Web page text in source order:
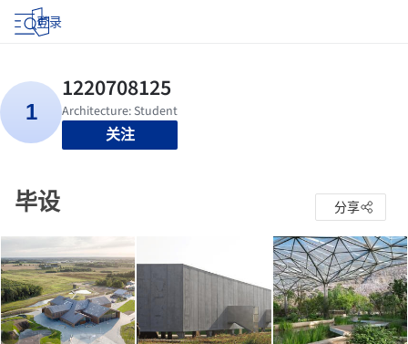
登录
关注
毕设 分享